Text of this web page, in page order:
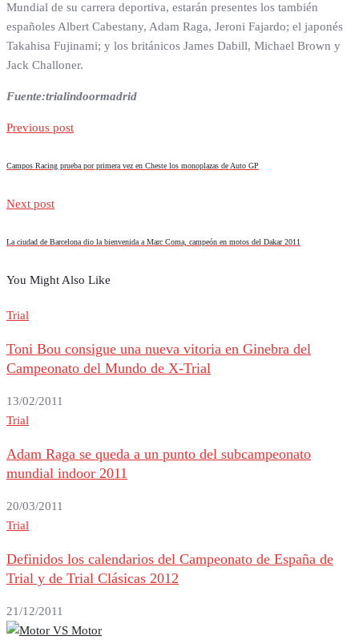
Mundial de su carrera deportiva, estarán presentes los también
españoles Albert Cabestany, Adam Raga, Jeroni Fajardo; el japonés
Takahisa Fujinami; y los británicos James Dabill, Michael Brown y
Jack Challoner.
Fuente:trialindoormadrid
Previous post
Campos Racing prueba por primera vez en Cheste los monoplazas de Auto GP
Next post
La ciudad de Barcelona dio la bienvenida a Marc Coma, campeón en motos del Dakar 2011
You Might Also Like
Trial
Toni Bou consigue una nueva vitoria en Ginebra del
Campeonato del Mundo de X-Trial
13/02/2011
Trial
Adam Raga se queda a un punto del subcampeonato
mundial indoor 2011
20/03/2011
Trial
Definidos los calendarios del Campeonato de España de
Trial y de Trial Clásicas 2012
21/12/2011